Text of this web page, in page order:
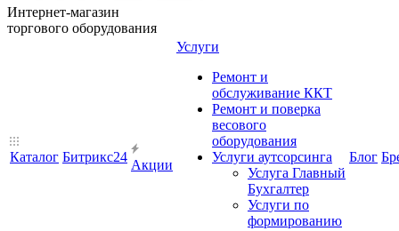
Интернет-магазин
торгового оборудования
Каталог Битрикс24
Акции
Услуги
Ремонт и
обслуживание ККТ
Ремонт и поверка
весового
оборудования
Услуги аутсорсинга
Услуга Главный
Бухгалтер
Услуги по
формированию
Блог